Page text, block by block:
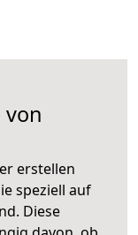
erstellen
speziell auf
Diese